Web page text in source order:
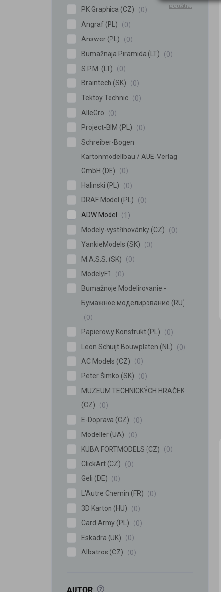
PK Graphica (CZ)
0
Angraf (PL)
0
Answer (PL)
0
Bumažnaja Piramida (LT)
0
S.P.M. (LT)
0
Braintech (SK)
0
Tektoy Technic
0
AlleGro
0
Project-BIM (PL)
0
Schreiber-Bogen
Kartonmodellbau / AUE-Verlag
GmbH (DE)
0
Halinski (PL)
0
DRAF Model (PL)
0
ADW Model
1
Modely-vystřihovánky (CZ)
0
YankieModels (SK)
0
M.A.S.S. (SK)
0
ModelyF1
0
Bumažnoje Modelirovanie -
Бумажное моделирование (RU)
0
Papierowy Konstrukt (PL)
0
Leon Schuijt Bouwplaten (NL)
0
AC Models (CZ)
0
Peter Šimko (SK)
0
MUZEUM TECHNICKÝCH HRAČEK
(CZ)
0
E-Doprava (CZ)
0
Modeller (UA)
0
KUBA FORTMODELS (CZ)
0
ClickArt (CZ)
0
Geli (DE)
0
L'Autre Chemin (FR)
0
3D Karton (HU)
0
Card Army (PL)
0
Eskadra (UK)
0
Albatros (CZ)
0
AUTOR ?